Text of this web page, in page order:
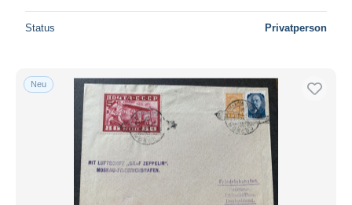
Status Privatperson
Neu